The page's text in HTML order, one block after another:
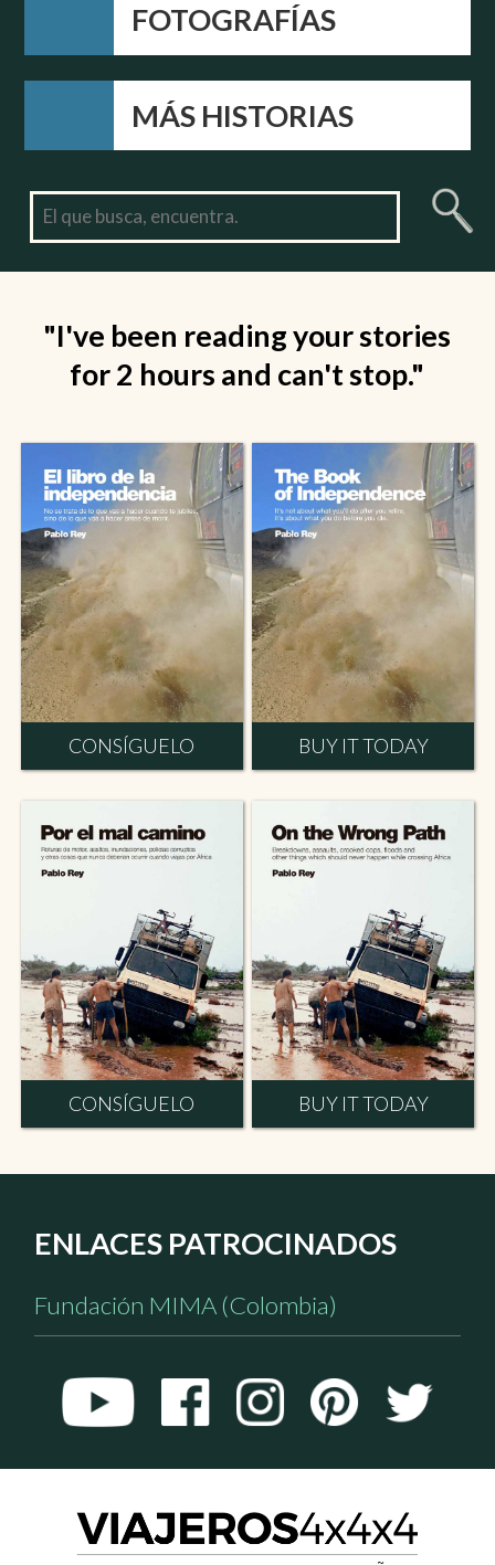
FOTOGRAFÍAS
MÁS HISTORIAS
"I've been reading your stories
for 2 hours and can't stop."
CONSÍGUELO BUY IT TODAY
CONSÍGUELO BUY IT TODAY
ENLACES PATROCINADOS
Fundación MIMA (Colombia)